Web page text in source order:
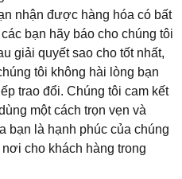
nhận được hàng hóa có bất
bạn hãy báo cho chúng tôi
giải quyết sao cho tốt nhất,
tôi không hài lòng bạn
trao đổi. Chúng tôi cam kết
một cách trọn vẹn và
bạn là hạnh phúc của chúng
cho khách hàng trong